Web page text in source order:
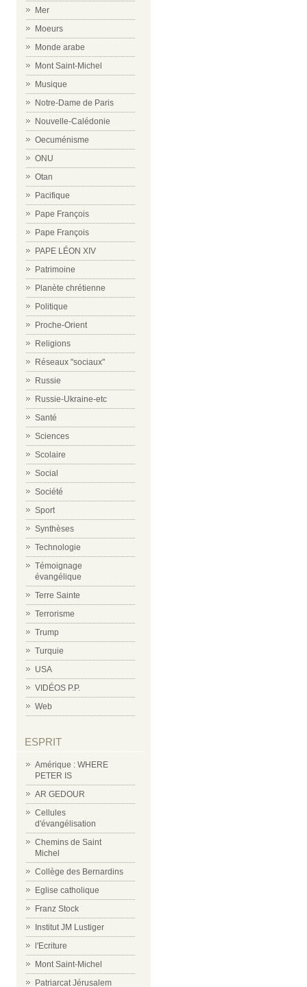
Mer
Moeurs
Monde arabe
Mont Saint-Michel
Musique
Notre-Dame de Paris
Nouvelle-Calédonie
Oecuménisme
ONU
Otan
Pacifique
Pape François
Pape François
PAPE LÉON XIV
Patrimoine
Planète chrétienne
Politique
Proche-Orient
Religions
Réseaux "sociaux"
Russie
Russie-Ukraine-etc
Santé
Sciences
Scolaire
Social
Société
Sport
Synthèses
Technologie
Témoignage
évangélique
Terre Sainte
Terrorisme
Trump
Turquie
USA
VIDÉOS P.P.
Web
ESPRIT
Amérique : WHERE
PETER IS
AR GEDOUR
Cellules
d'évangélisation
Chemins de Saint
Michel
Collège des Bernardins
Eglise catholique
Franz Stock
Institut JM Lustiger
l'Ecriture
Mont Saint-Michel
Patriarcat Jérusalem